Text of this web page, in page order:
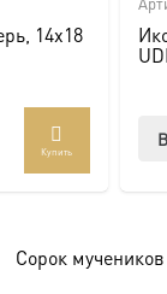
14х18
Купить
Сорок